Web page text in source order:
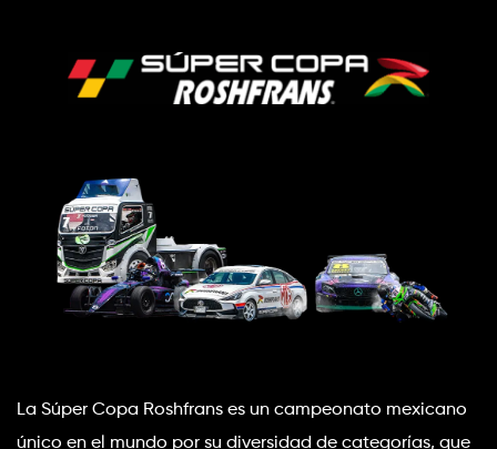
La Súper Copa Roshfrans es un campeonato mexicano
único en el mundo por su diversidad de categorías, que